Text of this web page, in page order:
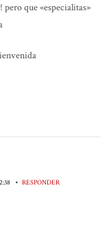
pero que «especialitas»
• RESPONDER